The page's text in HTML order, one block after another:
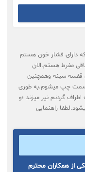
خانم۵۰ساله هستم که دارای فشار خون هستم
مفرط هستم.الان
قفسه سینه وهمچنین
چپ میشوم.به طوری
گردنم نیز میزند ؛و
راهنمایی
از همکاران محترم